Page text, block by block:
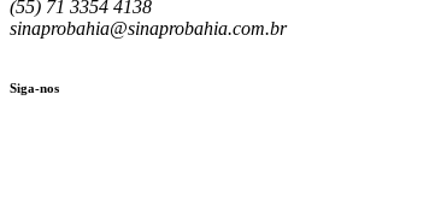
(55) 71 3354 4138
sinaprobahia@sinaprobahia.com.br
Siga-nos